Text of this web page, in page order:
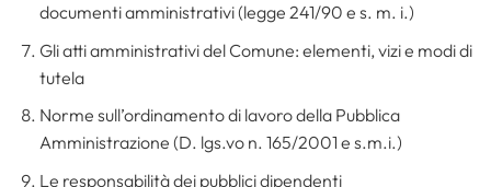
documenti amministrativi (legge 241/90 e s. m. i.)
Gli atti amministrativi del Comune: elementi, vizi e modi di
tutela
Norme sull’ordinamento di lavoro della Pubblica
Amministrazione (D. lgs.vo n. 165/2001 e s.m.i.)
Le responsabilità dei pubblici dipendenti